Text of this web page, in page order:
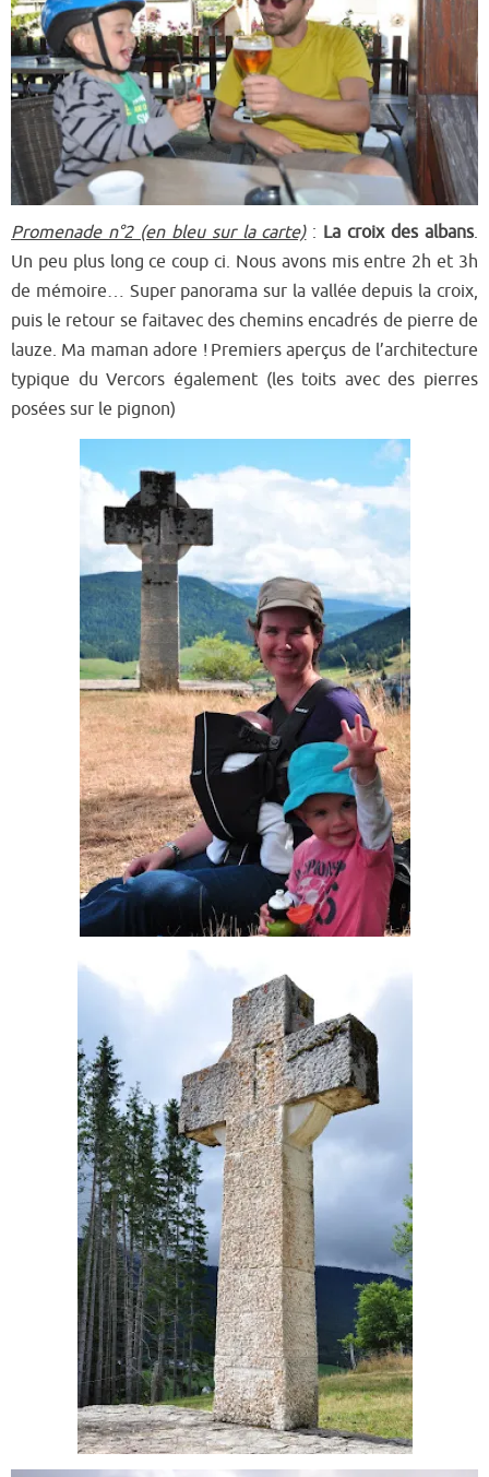
Promenade n°2 (en bleu sur la carte): La croix des albans.
Un peu plus long ce coup ci. Nous avons mis entre 2h et 3h
de mémoire… Super panorama sur la vallée depuis la croix,
puis le retour se faitavec des chemins encadrés de pierre de
lauze. Ma maman adore ! Premiers aperçus de l’architecture
typique du Vercors également (les toits avec des pierres
posées sur le pignon)